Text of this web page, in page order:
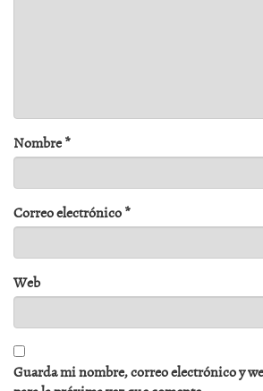
Nombre*
Correo electrónico*
Web
Guarda mi nombre, correo electrónico y